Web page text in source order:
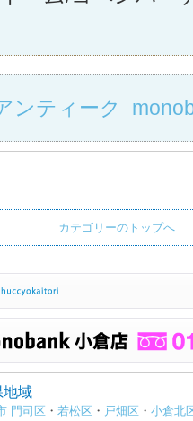
ンティーク
カテゴリーのトップへ
地域
門司区 ・ 若松区 ・ 戸畑区 ・ 小倉北